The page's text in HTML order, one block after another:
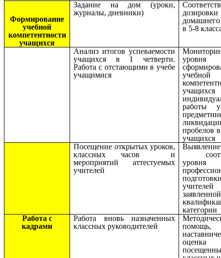
Формирование
учебной
компетентности
учащихся
Задание на дом (уроки,
журналы, дневники)
дозировки
в 5-8
Анализ итогов успеваемости
учащихся в 1 четверти.
Работа с отстающими в учебе
учащимися
уровня
учебной
работы
пробелов
учащихся
Посещение открытых уроков,
классных часов и
мероприятий аттестуемых
учителей
Выявление
уровня
учителей
заявленной
категории
Работа с
кадрами
Работа вновь назначенных
классных руководителей
помощь,
оценка